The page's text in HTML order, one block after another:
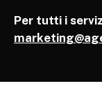
Per tutti i